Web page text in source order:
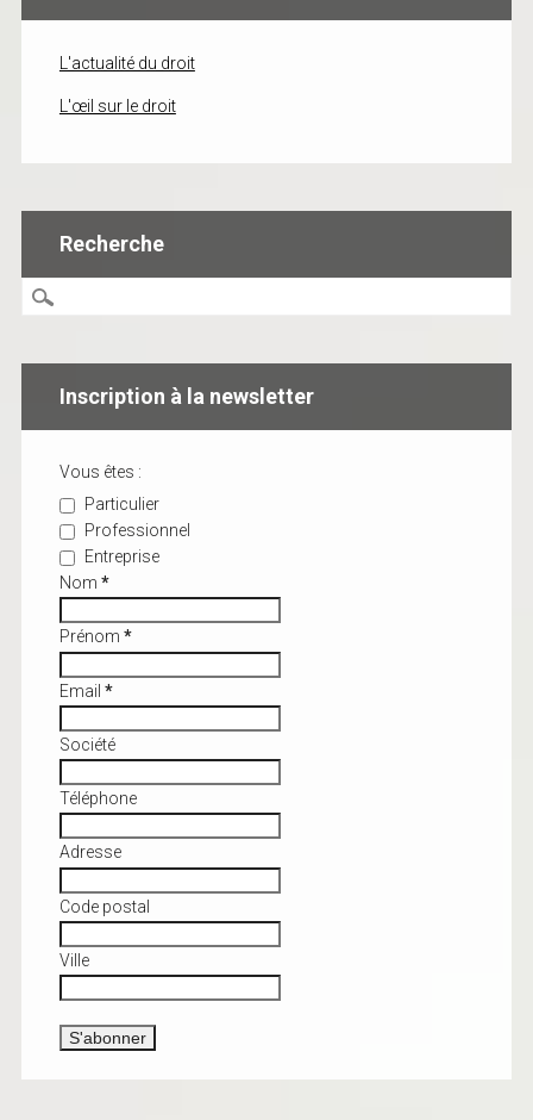
L'actualité du droit
L'œil sur le droit
Recherche
Inscription à la newsletter
Vous êtes :
Particulier
Professionnel
Entreprise
Nom *
Prénom *
Email *
Société
Téléphone
Adresse
Code postal
Ville